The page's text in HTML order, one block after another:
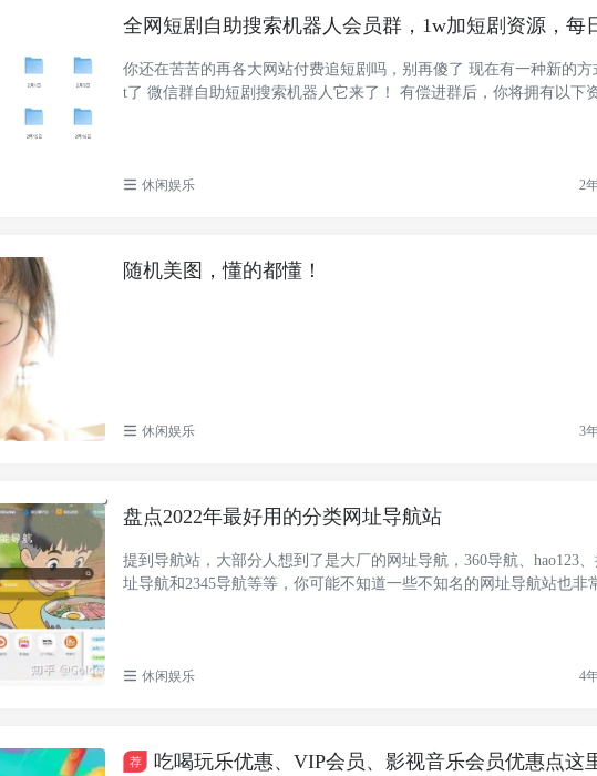
全网短剧自助搜索机器人会员群，1w加短剧资源，每
你还在苦苦的再各大网站付费追短剧吗，别再傻了 现在有一种新的方
t了 微信群自助短剧搜索机器人它来了！ 有偿进群后，你将拥有以下
休闲娱乐 2
随机美图，懂的都懂！
休闲娱乐 3
盘点2022年最好用的分类网址导航站
提到导航站，大部分人想到了是大厂的网址导航，360导航、hao123、
址导航和2345导航等等，你可能不知道一些不知名的网址导航站也非
休闲娱乐 4
荐 吃喝玩乐优惠、VIP会员、影视音乐会员优惠点这